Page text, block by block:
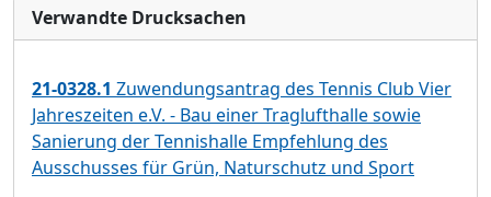
Verwandte Drucksachen
21-0328.1 Zuwendungsantrag des Tennis Club Vier
Jahreszeiten e.V. - Bau einer Traglufthalle sowie
Sanierung der Tennishalle Empfehlung des
Ausschusses für Grün, Naturschutz und Sport